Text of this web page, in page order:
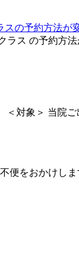
スの予約方法が
ス の予約方
＜対象＞ 当院
便をおかけし